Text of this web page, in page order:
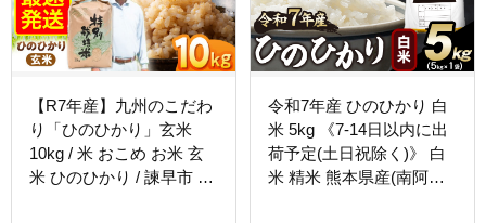
【R7年産】九州のこだわ
り「ひのひかり」玄米
10kg / 米 おこめ お米 玄
米 ひのひかり / 諫早市 /
令和7年産 ひのひかり 白
米 5kg 《7-14日以内に出
荷予定(土日祝除く)》 白
米 精米 熊本県産(南阿蘇